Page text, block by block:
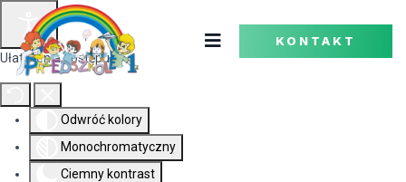
Ułatwienia dostępu
Odwróć kolory
Monochromatyczny
Ciemny kontrast
KONTAKT